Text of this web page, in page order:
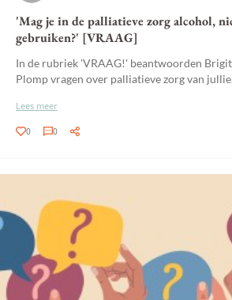
'Mag je in de palliatieve zorg alcohol,
gebruiken?' [VRAAG]
In de rubriek 'VRAAG!' beantwoorden
Plomp vragen over palliatieve zorg van
Lees meer
0 0